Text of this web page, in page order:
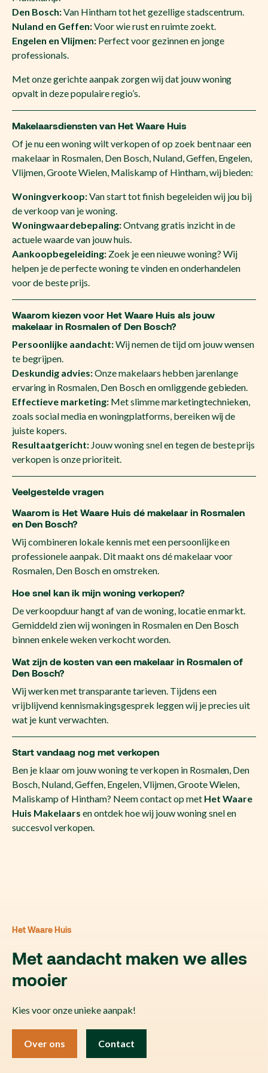
Den Bosch:Van Hintham tot het gezellige stadscentrum.
Nuland en Geffen:Voor wie rust en ruimte zoekt.
Engelen en Vlijmen:Perfect voor gezinnen en jonge
professionals.
Met onze gerichte aanpak zorgen wij dat jouw woning
opvalt in deze populaire regio’s.
Makelaarsdiensten van Het Waare Huis
Of je nu een woning wilt verkopen of op zoek bent naar een
makelaar in Rosmalen, Den Bosch, Nuland, Geffen, Engelen,
Vlijmen, Groote Wielen, Maliskamp of Hintham, wij bieden:
Woningverkoop:Van start tot finish begeleiden wij jou bij
de verkoop van je woning.
Woningwaardebepaling:Ontvang gratis inzicht in de
actuele waarde van jouw huis.
Aankoopbegeleiding:Zoek je een nieuwe woning? Wij
helpen je de perfecte woning te vinden en onderhandelen
voor de beste prijs.
Waarom kiezen voor Het Waare Huis als jouw
makelaar in Rosmalen of Den Bosch?
Persoonlijke aandacht:Wij nemen de tijd om jouw wensen
te begrijpen.
Deskundig advies:Onze makelaars hebben jarenlange
ervaring in Rosmalen, Den Bosch en omliggende gebieden.
Effectieve marketing:Met slimme marketingtechnieken,
zoals social media en woningplatforms, bereiken wij de
juiste kopers.
Resultaatgericht:Jouw woning snel en tegen de beste prijs
verkopen is onze prioriteit.
Veelgestelde vragen
Waarom is Het Waare Huis dé makelaar in Rosmalen
en Den Bosch?
Wij combineren lokale kennis met een persoonlijke en
professionele aanpak. Dit maakt ons dé makelaar voor
Rosmalen, Den Bosch en omstreken.
Hoe snel kan ik mijn woning verkopen?
De verkoopduur hangt af van de woning, locatie en markt.
Gemiddeld zien wij woningen in Rosmalen en Den Bosch
binnen enkele weken verkocht worden.
Wat zijn de kosten van een makelaar in Rosmalen of
Den Bosch?
Wij werken met transparante tarieven. Tijdens een
vrijblijvend kennismakingsgesprek leggen wij je precies uit
wat je kunt verwachten.
Start vandaag nog met verkopen
Ben je klaar om jouw woning te verkopen in Rosmalen, Den
Bosch, Nuland, Geffen, Engelen, Vlijmen, Groote Wielen,
Maliskamp of Hintham? Neem contact op met Het Waare
Huis Makelaars en ontdek hoe wij jouw woning snel en
succesvol verkopen.
Het Waare Huis
Met aandacht maken we alles
mooier
Kies voor onze unieke aanpak!
Over ons Contact